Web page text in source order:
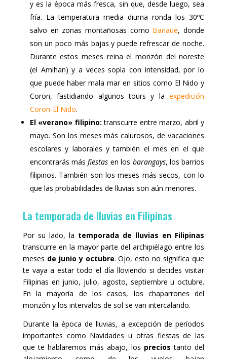
y es la época más fresca, sin que, desde luego, sea
fría. La temperatura media diurna ronda los 30ºC
salvo en zonas montañosas como Banaue, donde
son un poco más bajas y puede refrescar de noche.
Durante estos meses reina el monzón del noreste
(el Amihan) y a veces sopla con intensidad, por lo
que puede haber mala mar en sitios como El Nido y
Coron, fastidiando algunos tours y laexpedición
Coron-El Nido.
El «verano» filipino: transcurre entre marzo, abril y
mayo. Son los meses más calurosos, de vacaciones
escolares y laborales y también el mes en el que
encontrarás másfiestas en los barangays, los barrios
filipinos. También son los meses más secos, con lo
que las probabilidades de lluvias son aún menores.
La temporada de lluvias en Filipinas
Por su lado, la temporada de lluvias en Filipinas
transcurre en la mayor parte del archipiélago entre los
meses de junio y octubre. Ojo, esto no significa que
te vaya a estar todo el día lloviendo si decides visitar
Filipinas en junio, julio, agosto, septiembre u octubre.
En la mayoría de los casos, los chaparrones del
monzón y los intervalos de sol se van intercalando.
Durante la época de lluvias, a excepción de períodos
importantes como Navidades u otras fiestas de las
que te hablaremos más abajo, los precios tanto del